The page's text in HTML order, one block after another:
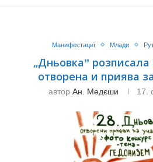
Манифестациї Млади
„Дньовкаˮ
отворена и приява
автор Ан. Медєши 17.